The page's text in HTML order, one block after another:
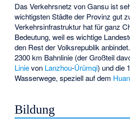
Das Verkehrsnetz von Gansu ist
wichtigsten Städte der Provinz gut
Verkehrsinfrastruktur hat für ganz
Bedeutung, weil es wichtige
den Rest der Volksrepublik
2300 km Bahnlinie (der Großteil
Linievon Lanzhou-Ürümqi) und die
Wasserwege, speziell auf dem
Bildung